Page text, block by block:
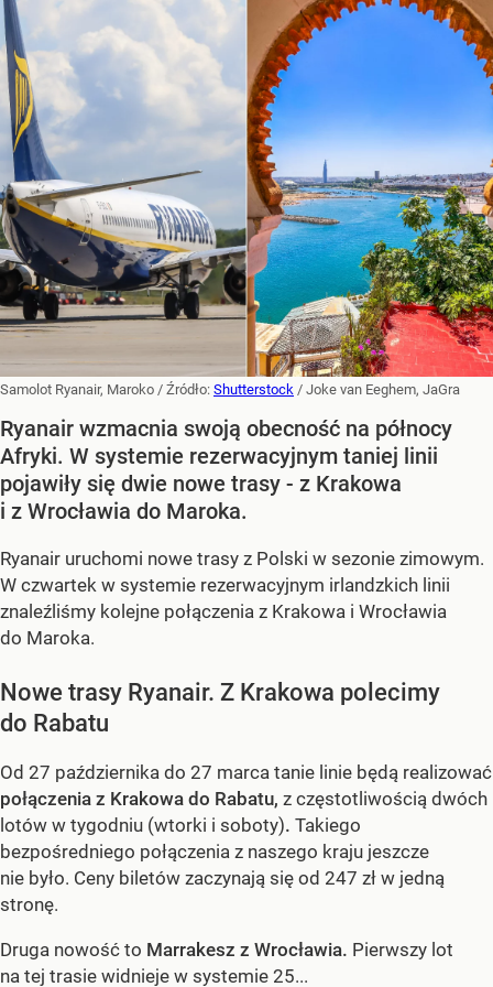
Samolot Ryanair, Maroko / Źródło: Shutterstock / Joke van Eeghem, JaGra
Ryanair wzmacnia swoją obecność na północy
Afryki. W systemie rezerwacyjnym taniej linii
pojawiły się dwie nowe trasy - z Krakowa
i z Wrocławia do Maroka.
Ryanair uruchomi nowe trasy z Polski w sezonie zimowym.
W czwartek w systemie rezerwacyjnym irlandzkich linii
znaleźliśmy kolejne połączenia z Krakowa i Wrocławia
do Maroka.
Nowe trasy Ryanair. Z Krakowa polecimy
do Rabatu
Od 27 października do 27 marca tanie linie będą realizować
połączenia z Krakowa do Rabatu, z częstotliwością dwóch
lotów w tygodniu (wtorki i soboty). Takiego
bezpośredniego połączenia z naszego kraju jeszcze
nie było. Ceny biletów zaczynają się od 247 zł w jedną
stronę.
Druga nowość to Marrakesz z Wrocławia. Pierwszy lot
na tej trasie widnieje w systemie 25...